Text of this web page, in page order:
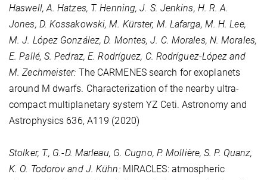
Haswell, A. Hatzes, T. Henning, J. S. Jenkins, H. R. A.
Jones, D. Kossakowski, M. Kürster, M. Lafarga, M. H. Lee,
M. J. López González, D. Montes, J. C. Morales, N. Morales,
E. Pallé, S. Pedraz, E. Rodríguez, C. Rodríguez-López and
M. Zechmeister: The CARMENES search for exoplanets
around M dwarfs. Characterization of the nearby ultra-
compact multiplanetary system YZ Ceti. Astronomy and
Astrophysics 636, A119 (2020)
Stolker, T., G.-D. Marleau, G. Cugno, P. Mollière, S. P. Quanz,
K. O. Todorov and J. Kühn:MIRACLES: atmospheric